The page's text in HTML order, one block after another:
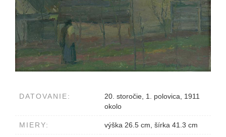
DATOVANIE:
20. storočie, 1. polovica, 1911
okolo
MIERY: výška 26.5 cm, šírka 41.3 cm